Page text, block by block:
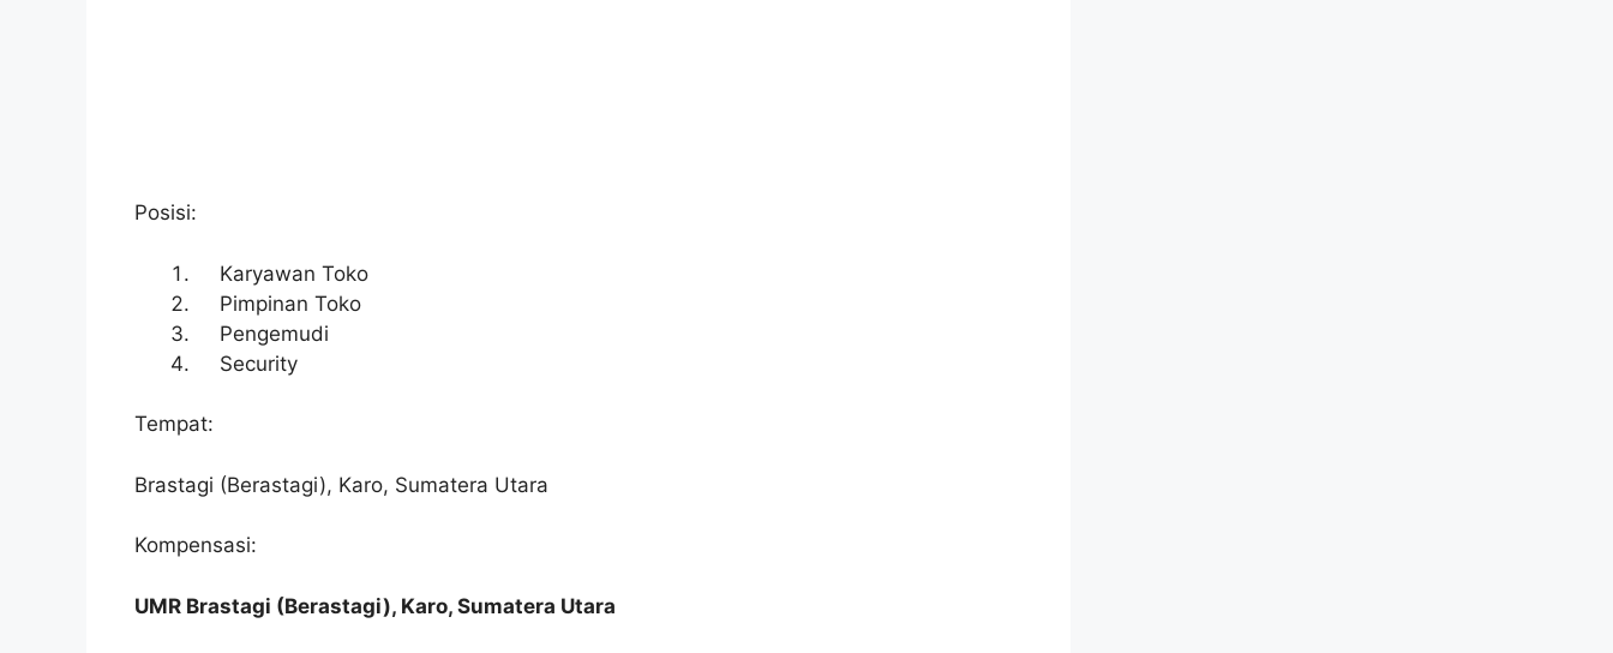
Posisi:
Karyawan Toko
Pimpinan Toko
Pengemudi
Security
Tempat:
Brastagi (Berastagi), Karo, Sumatera Utara
Kompensasi:
UMR Brastagi (Berastagi), Karo, Sumatera Utara